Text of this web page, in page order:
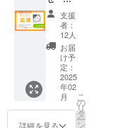
容：A～
Dのいず
れかの
コース
を選択
し受講
簡単な
アン
ケート
に随時
ご協力
30代の
女性が
主な対
象（年
齢制限
なし、
就業希
望のな
い方も
応募
集の目
的 受講
生の率
直な意
見をも
とに、
今後の
コース
内容や
運営体
果や魅
力を十
分に体
感でき
ない可
能性が
ありま
す。モ
ニター
期間中
～2回充
電可能
入力：
5V/2A
（最
大） 出
力：
5V/2A
（最
大） 付
属：充
ご指定
いただ
いた内
容で店
舗HPに
「協
賛」と
してお
名前を
掲載さ
せてい
ゴ・バ
ナー掲
①
お礼の
ご連絡
をさせ
ていた
だき、
掲載内
るお名
前をご
記入く
ださ
い。 ・
掲載期
間：事
業が存
続する
限り掲
載 ・掲
ちらで
も可 支
援いた
だいた
方々の
お名前
やロゴ
を、今
後公開
予定の
ホーム
ジ】 代
表の田
中が心
を込め
てお礼
のメッ
セージ
をメー
ルにて
お送り
させて
支援
者：
12人
お届
け予
定：
2025
年02
月
詳細を見る
こ
の
リ
タ
ー
ン